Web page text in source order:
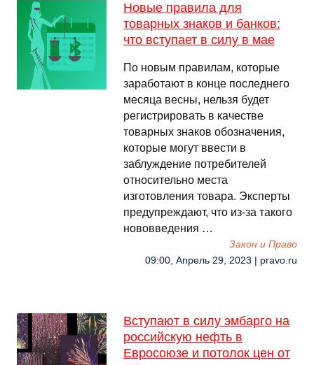
Новые правила для
товарных знаков и банков:
что вступает в силу в мае
По новым правилам, которые
заработают в конце последнего
месяца весны, нельзя будет
регистрировать в качестве
товарных знаков обозначения,
которые могут ввести в
заблуждение потребителей
относительно места
изготовления товара. Эксперты
предупреждают, что из-за такого
нововведения …
Закон и Право
09:00, Апрель 29, 2023 | pravo.ru
Вступают в силу эмбарго на
российскую нефть в
Евросоюзе и потолок цен от